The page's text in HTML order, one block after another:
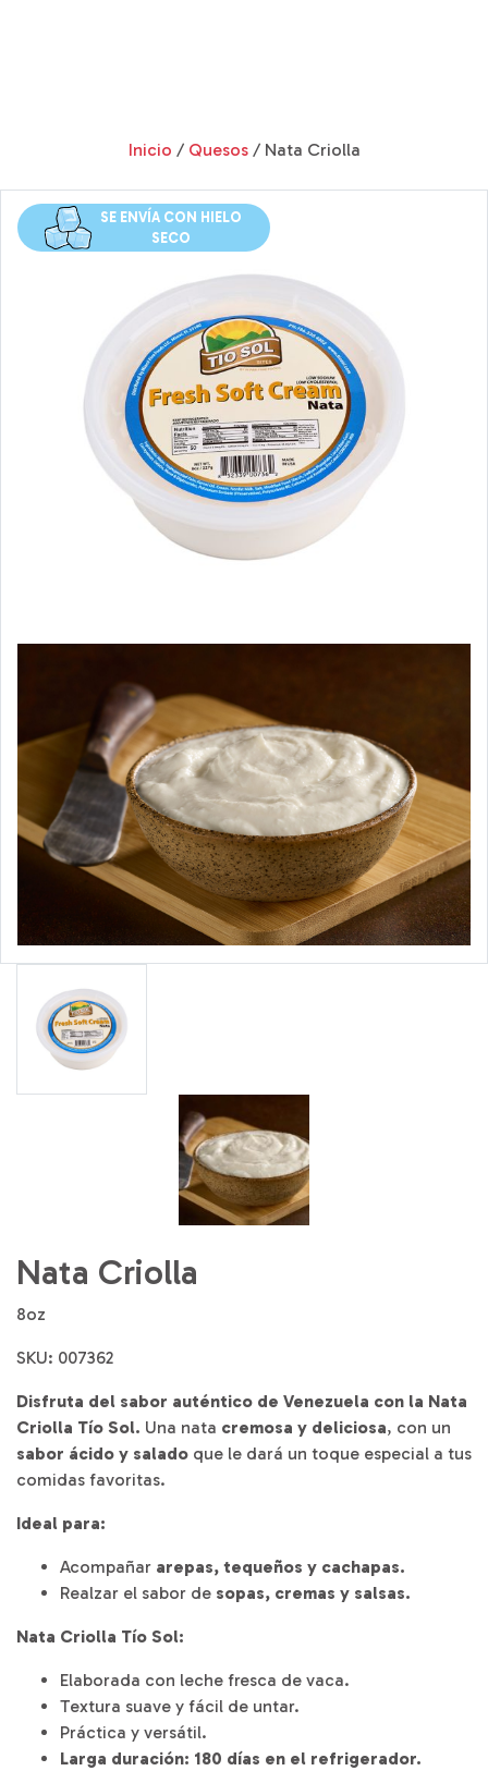
Inicio / Quesos/ Nata Criolla
SE ENVÍA CON HIELO
SECO
Nata Criolla
8oz
SKU: 007362
Disfruta del sabor auténtico de Venezuela con la Nata
Criolla Tío Sol. Una nata cremosa y deliciosa, con un
sabor ácido y salado que le dará un toque especial a tus
comidas favoritas.
Ideal para:
Acompañar arepas, tequeños y cachapas.
Realzar el sabor de sopas, cremas y salsas.
Nata Criolla Tío Sol:
Elaborada con leche fresca de vaca.
Textura suave y fácil de untar.
Práctica y versátil.
Larga duración: 180 días en el refrigerador.